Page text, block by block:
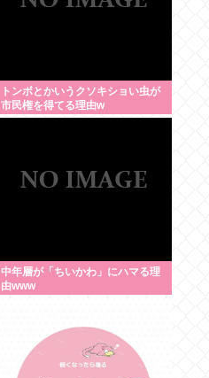
トンボとかいうクソキショい虫が
市民権を得てる理由w
中年層が「ちいかわ」にハマる理
由www